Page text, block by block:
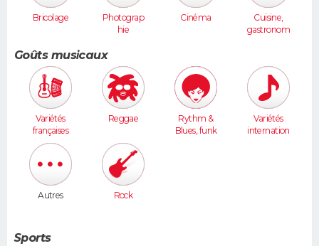
Bricolage
Photograp
hie
Cinéma
Cuisine,
gastronom
Goûts musicaux
Variétés
françaises
Reggae
Rythm &
Blues, funk
Variétés
internation
Autres Rock
Sports